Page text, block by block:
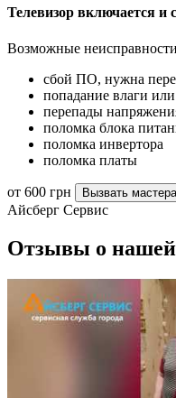
Телевизор включается и
Возможные
сбой ПО, нужна
попадание влаги
перепады
поломка блока
поломка инвертора
поломка платы
от 600 грн Вызвать мастера
Айсберг Сервис
Отзывы о нашей